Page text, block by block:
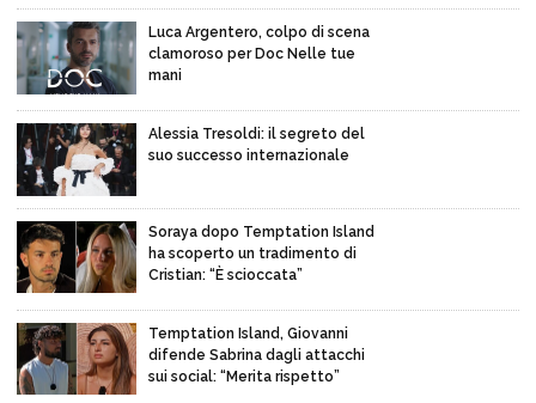
Luca Argentero, colpo di scena
clamoroso per Doc Nelle tue
mani
Alessia Tresoldi: il segreto del
suo successo internazionale
Soraya dopo Temptation Island
ha scoperto un tradimento di
Cristian: “È scioccata”
Temptation Island, Giovanni
difende Sabrina dagli attacchi
sui social: “Merita rispetto”